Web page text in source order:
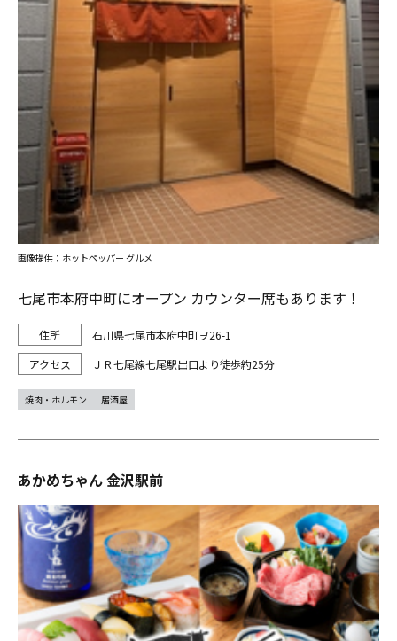
七尾市本府中町にオープン カウンター席もあります！
石川県七尾市本府中町ヲ26-1
ＪＲ七尾線七尾駅出口より徒歩約25分
画像提供：ホットペッパー グルメ
焼肉・ホルモン 居酒屋
あかめちゃん 金沢駅前